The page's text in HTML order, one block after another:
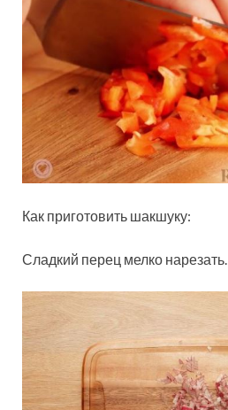
Как приготовить шакшуку:
Сладкий перец мелко нарезать.